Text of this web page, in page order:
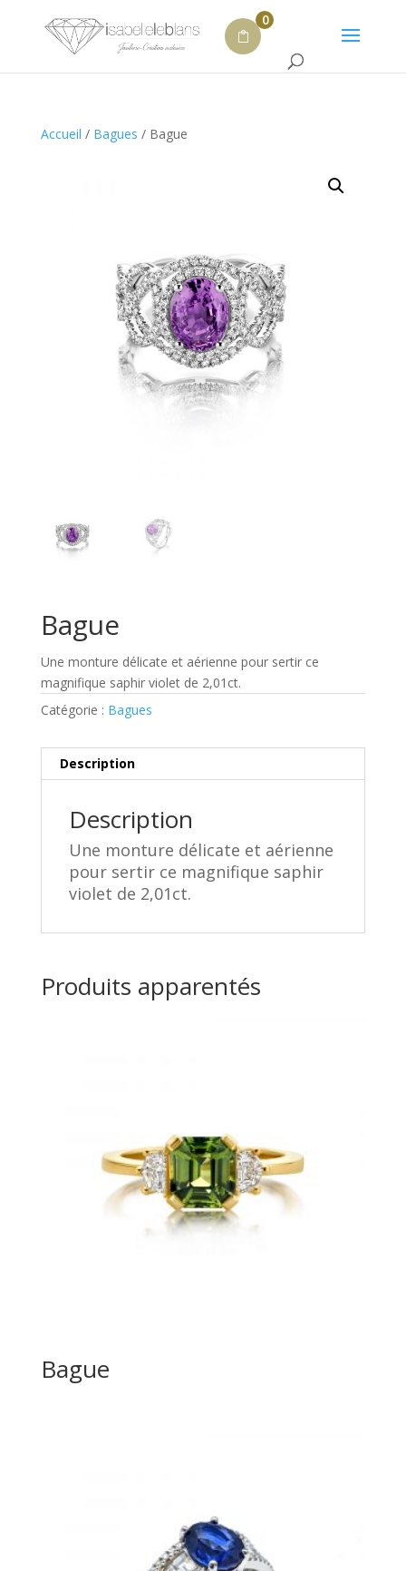
0
Accueil / Bagues / Bague
Bague
Une monture délicate et aérienne pour sertir ce
magnifique saphir violet de 2,01ct.
Catégorie : Bagues
Description
Description
Une monture délicate et aérienne
pour sertir ce magnifique saphir
violet de 2,01ct.
Produits apparentés
Bague